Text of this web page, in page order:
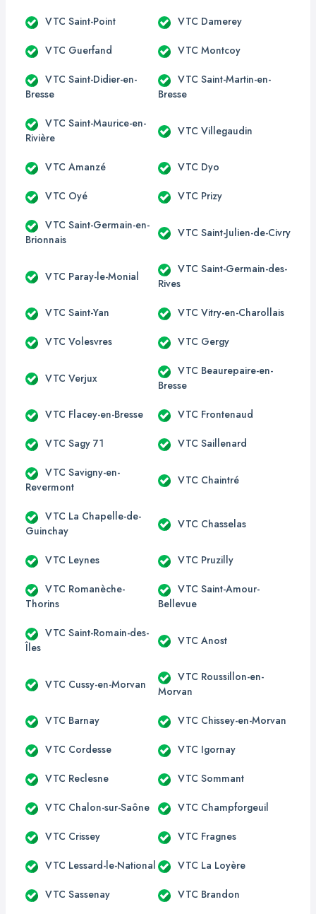
VTC Saint-Point VTC Damerey
VTC Guerfand VTC Montcoy
VTC Saint-Didier-en-
Bresse
VTC Saint-Martin-en-
Bresse
VTC Saint-Maurice-en-
Rivière
VTC Villegaudin
VTC Amanzé VTC Dyo
VTC Oyé VTC Prizy
VTC Saint-Germain-en-
Brionnais
VTC Saint-Julien-de-Civry
VTC Paray-le-Monial
VTC Saint-Germain-des-
Rives
VTC Saint-Yan VTC Vitry-en-Charollais
VTC Volesvres VTC Gergy
VTC Verjux
VTC Beaurepaire-en-
Bresse
VTC Flacey-en-Bresse VTC Frontenaud
VTC Sagy 71 VTC Saillenard
VTC Savigny-en-
Revermont
VTC Chaintré
VTC La Chapelle-de-
Guinchay
VTC Chasselas
VTC Leynes VTC Pruzilly
VTC Romanèche-
Thorins
VTC Saint-Amour-
Bellevue
VTC Saint-Romain-des-
Îles
VTC Anost
VTC Cussy-en-Morvan
VTC Roussillon-en-
Morvan
VTC Barnay VTC Chissey-en-Morvan
VTC Cordesse VTC Igornay
VTC Reclesne VTC Sommant
VTC Chalon-sur-Saône VTC Champforgeuil
VTC Crissey VTC Fragnes
VTC Lessard-le-National VTC La Loyère
VTC Sassenay VTC Brandon